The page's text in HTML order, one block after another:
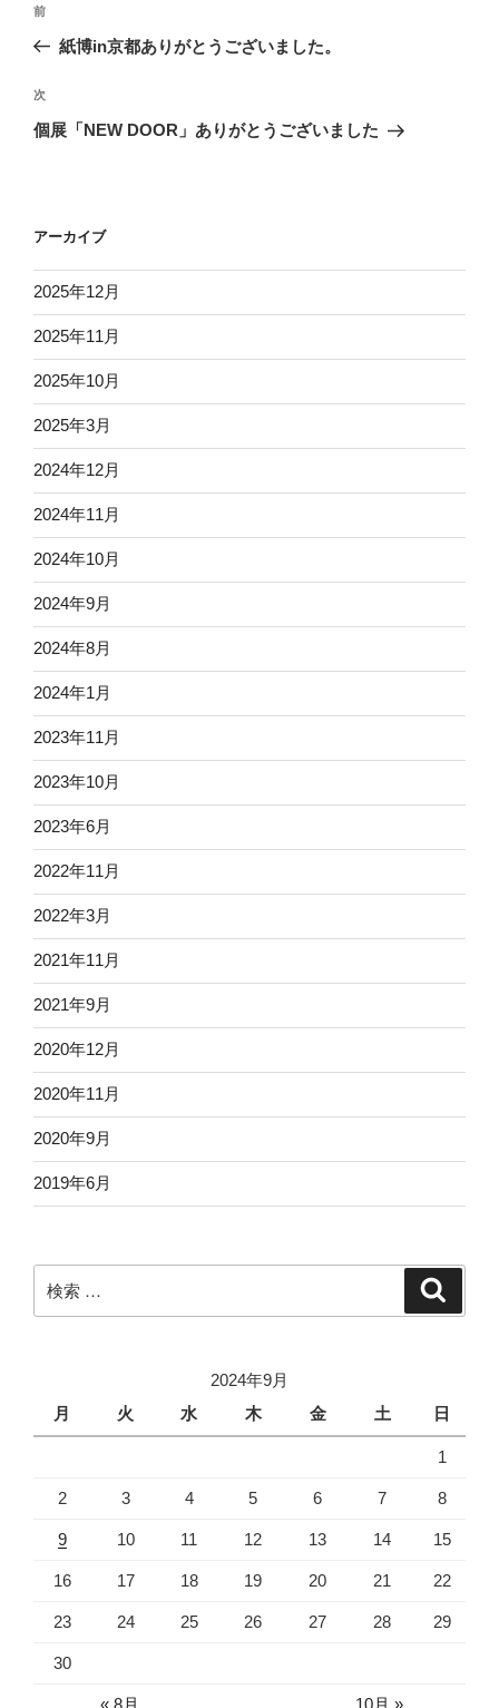
ナ
ビ
ゲ
ン
過
去
投
稿
前
紙博in京都ありがとうございました。
次
の
次
個展「NEW DOOR」ありがとうございました
アーカイブ
2025年12月
2025年11月
2025年10月
2025年3月
2024年12月
2024年11月
2024年10月
2024年9月
2024年8月
2024年1月
2023年11月
2023年10月
2023年6月
2022年11月
2022年3月
2021年11月
2021年9月
2020年12月
2020年11月
2020年9月
2019年6月
索:
2024年9月
月
火 水 木 金 土 日
1
2 3 4 5 6 7 8
9 10 11 12 13 14 15
16 17 18 19 20 21 22
23 24 25 26 27 28 29
30
« 8月 10月 »